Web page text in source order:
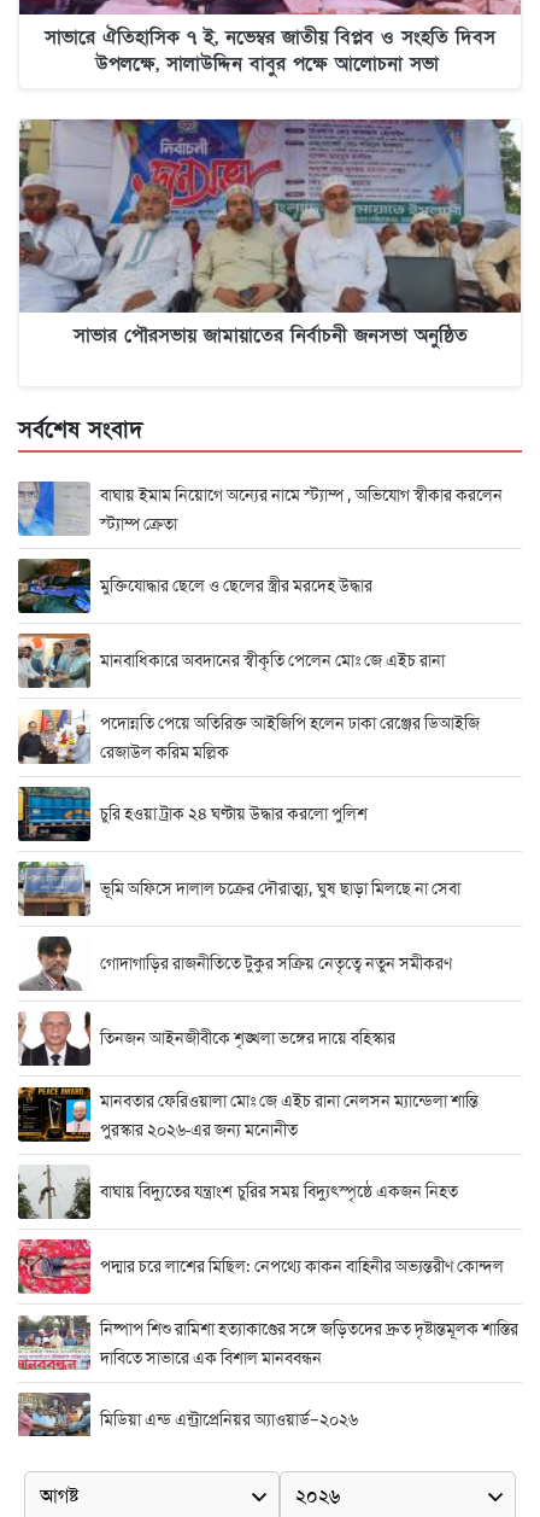
সাভারে ঐতিহাসিক ৭ ই, নভেম্বর জাতীয় বিপ্লব ও সংহতি দিবস
উপলক্ষে, সালাউদ্দিন বাবুর পক্ষে আলোচনা সভা
সাভার পৌরসভায় জামায়াতের নির্বাচনী জনসভা অনুষ্ঠিত
সর্বশেষ সংবাদ
বাঘায় ইমাম নিয়োগে অন্যের নামে স্ট্যাম্প , অভিযোগ স্বীকার করলেন
স্ট্যাম্প ক্রেতা
মুক্তিযোদ্ধার ছেলে ও ছেলের স্ত্রীর মরদেহ উদ্ধার
মানবাধিকারে অবদানের স্বীকৃতি পেলেন মোঃ জে এইচ রানা
পদোন্নতি পেয়ে অতিরিক্ত আইজিপি হলেন ঢাকা রেঞ্জের ডিআইজি
রেজাউল করিম মল্লিক
চুরি হওয়া ট্রাক ২৪ ঘণ্টায় উদ্ধার করলো পুলিশ
ভূমি অফিসে দালাল চক্রের দৌরাত্ম্য, ঘুষ ছাড়া মিলছে না সেবা
গোদাগাড়ির রাজনীতিতে টুকুর সক্রিয় নেতৃত্বে নতুন সমীকরণ
তিনজন আইনজীবীকে শৃঙ্খলা ভঙ্গের দায়ে বহিস্কার
মানবতার ফেরিওয়ালা মোঃ জে এইচ রানা নেলসন ম্যান্ডেলা শান্তি
পুরস্কার ২০২৬-এর জন্য মনোনীত
বাঘায় বিদ্যুতের যন্ত্রাংশ চুরির সময় বিদ্যুৎস্পৃষ্ঠে একজন নিহত
পদ্মার চরে লাশের মিছিল: নেপথ্যে কাকন বাহিনীর অভ্যন্তরীণ কোন্দল
নিষ্পাপ শিশু রামিশা হত্যাকাণ্ডের সঙ্গে জড়িতদের দ্রুত দৃষ্টান্তমূলক শাস্তির
দাবিতে সাভারে এক বিশাল মানববন্ধন
মিডিয়া এন্ড এন্ট্রাপ্রেনিয়র অ্যাওয়ার্ড–২০২৬
র‍্যাবের বিশেষ অভিযান: বিদেশি পিস্তল, গুলি, মাদক ও নগদ অর্থ উদ্ধার,